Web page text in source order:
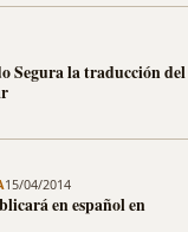
Segura la traducción del
15/04/2014
en español en